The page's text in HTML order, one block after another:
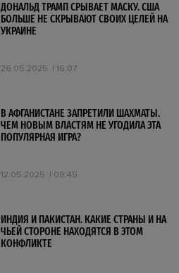
ДОНАЛЬД ТРАМП СРЫВАЕТ МАСКУ. США
БОЛЬШЕ НЕ СКРЫВАЮТ СВОИХ ЦЕЛЕЙ НА
УКРАИНЕ
26.05.2025 16:07
В АФГАНИСТАНЕ ЗАПРЕТИЛИ ШАХМАТЫ.
ЧЕМ НОВЫМ ВЛАСТЯМ НЕ УГОДИЛА ЭТА
ПОПУЛЯРНАЯ ИГРА?
12.05.2025 08:45
ИНДИЯ И ПАКИСТАН. КАКИЕ СТРАНЫ И НА
ЧЬЕЙ СТОРОНЕ НАХОДЯТСЯ В ЭТОМ
КОНФЛИКТЕ